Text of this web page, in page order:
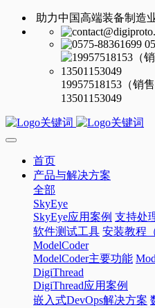
助力中国高端装备制造
19957518153（销
13501153049
首页
产品与解决方案
全部
SkyEye
SkyEye应用案例 支持处
软件测试工具 安装教程
ModelCoder
ModelCoder主要功能
DigiThread
DigiThread应用案例
嵌入式DevOps解决方案